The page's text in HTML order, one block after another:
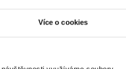
Více o cookies